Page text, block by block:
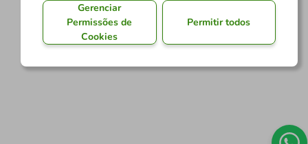
Gerenciar
Permissões de
Cookies
Permitir todos